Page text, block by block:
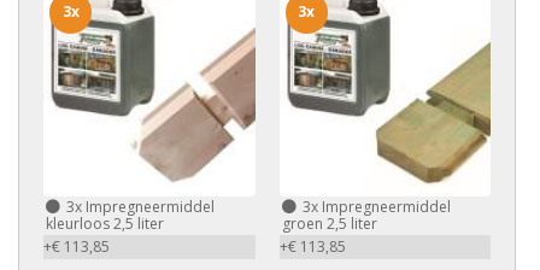
3x Impregneermiddel
kleurloos 2,5 liter
+€ 113,85
3x
3xImpregneermiddel
groen 2,5 liter
+€ 113,85
3x